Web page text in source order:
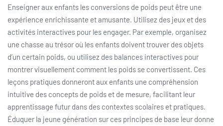
Enseigner aux enfants les conversions de poids peut être une
expérience enrichissante et amusante. Utilisez des jeux et des
activités interactives pour les engager. Par exemple, organisez
une chasse au trésor où les enfants doivent trouver des objets
d’un certain poids, ou utilisez des balances interactives pour
montrer visuellement comment les poids se convertissent. Ces
leçons pratiques donneront aux enfants une compréhension
intuitive des concepts de poids et de mesure, facilitant leur
apprentissage futur dans des contextes scolaires et pratiques.
Éduquer la jeune génération sur ces principes de base leur donne